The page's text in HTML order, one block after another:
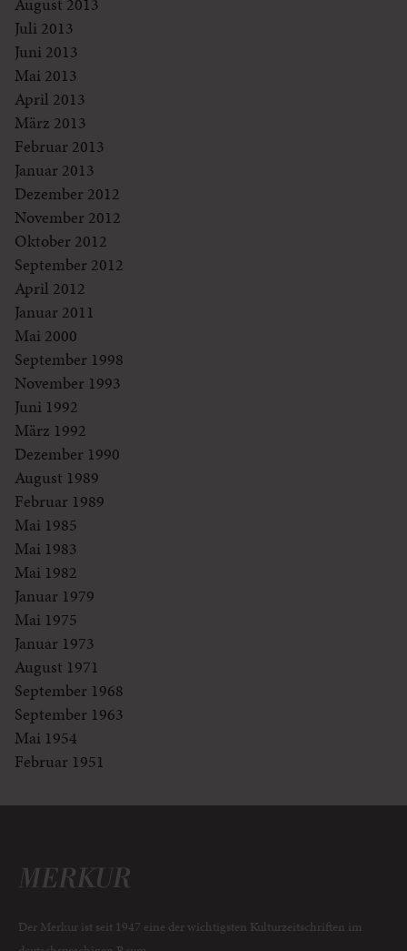
Juli 2013
Juni 2013
Mai 2013
April 2013
März 2013
Februar 2013
Januar 2013
Dezember 2012
November 2012
Oktober 2012
September 2012
April 2012
Januar 2011
Mai 2000
September 1998
November 1993
Juni 1992
März 1992
Dezember 1990
August 1989
Februar 1989
Mai 1985
Mai 1983
Mai 1982
Januar 1979
Mai 1975
Januar 1973
August 1971
September 1968
September 1963
Mai 1954
Februar 1951
Der Merkur ist seit 1947 eine der wichtigsten Kulturzeitschriften im